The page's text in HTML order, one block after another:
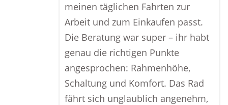
meinen täglichen Fahrten zur
Arbeit und zum Einkaufen passt.
Die Beratung war super – ihr habt
genau die richtigen Punkte
angesprochen: Rahmenhöhe,
Schaltung und Komfort. Das Rad
fährt sich unglaublich angenehm,